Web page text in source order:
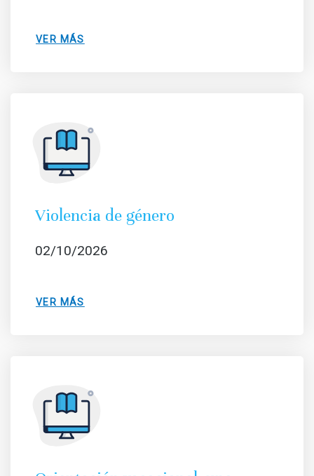
VER MÁS
Violencia de género
02/10/2026
VER MÁS